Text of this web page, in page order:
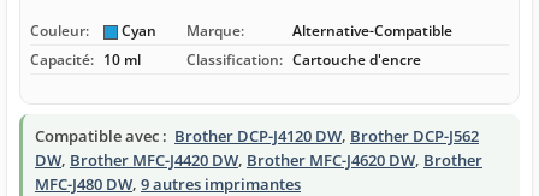
Couleur: Cyan Marque:
Alternative-Compatible
Capacité: 10 ml Classification: Cartouche d'encre
Compatible avec : Brother DCP-J4120 DW, Brother DCP-J562
DW, Brother MFC-J4420 DW, Brother MFC-J4620 DW, Brother
MFC-J480 DW, 9 autres imprimantes